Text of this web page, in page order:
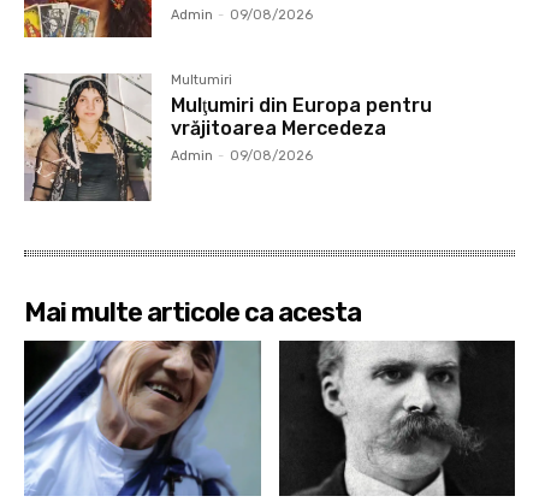
Admin - 09/08/2026
Multumiri
Mulţumiri din Europa pentru
vrăjitoarea Mercedeza
Admin - 09/08/2026
Mai multe articole ca acesta